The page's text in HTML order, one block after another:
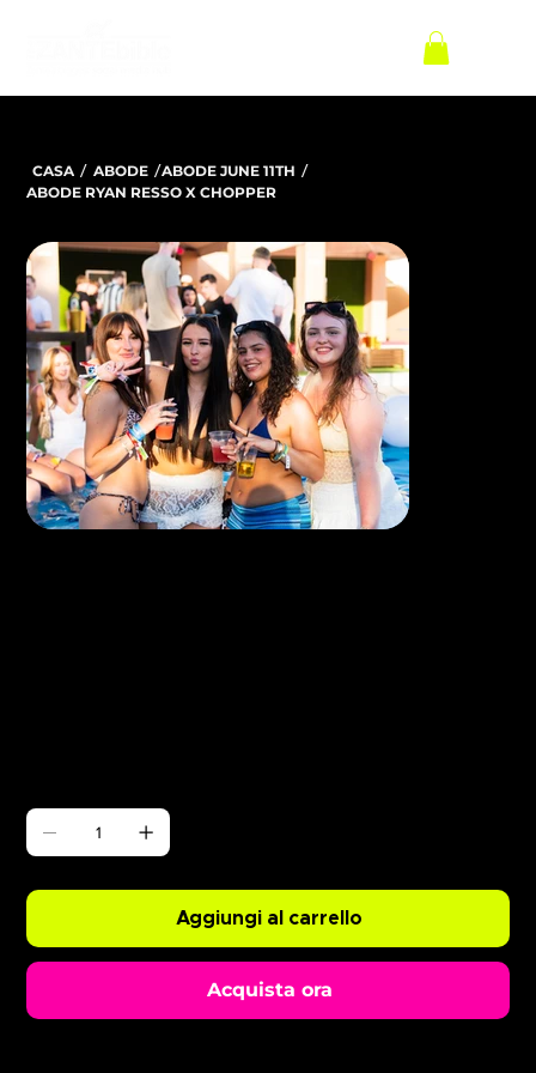
CASA / ABODE /ABODE JUNE 11TH /
ABODE RYAN RESSO X CHOPPER
Aggiungi al carrello
Acquista ora